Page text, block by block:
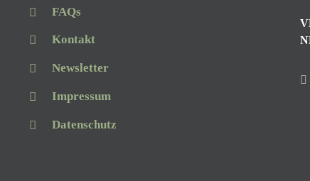
FAQs
Kontakt
Newsletter
Impressum
Datenschutz